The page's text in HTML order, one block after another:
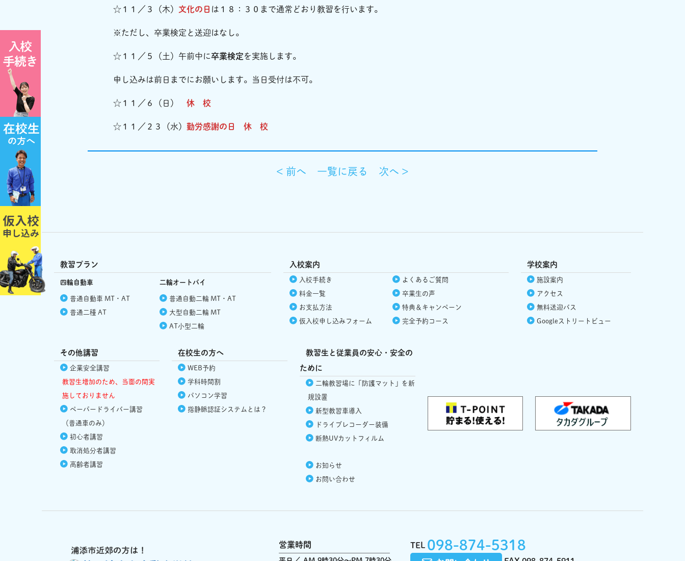
☆１１／３（木） 文化の日 は１８：３０まで通常どおり教習を行います。
※ただし、卒業検定と送迎はなし。
☆１１／５（土）午前中に卒業検定を実施します。
申し込みは前日までにお願いします。当日受付は不可。
☆１１／６（日） 休 校
☆１１／２３（水） 勤労感謝の日 休 校
< 前へ 一覧に戻る 次へ >
教習プラン
四輪自動車
普通自動車 MT・AT
普通二種 AT
二輪オートバイ
普通自動二輪 MT・AT
大型自動二輪 MT
AT小型二輪
入校案内
入校手続き
料金一覧
お支払方法
仮入校申し込みフォーム
よくあるご質問
卒業生の声
特典＆ キャンペーン
完全予約コース
学校案内
施設案内
アクセス
無料送迎バス
Google ストリートビュー
その他講習
企業安全講習
教習生増加のため、当面の間実
施しておりません
ペーパードライバー講習
（普通車のみ）
初心者講習
取消処分者講習
高齢者講習
在校生の方へ
WEB予約
学科時間割
パソコン学習
指静脈認証システムとは？
教習生と従業員の安心・安全の
ために
二輪教習場に「防護マット」を新
規設置
新型教習車導入
ドライブレコーダー装備
断熱UVカット フィルム
お知らせ
お問い合わせ
営業時間 TEL 098-874-5318